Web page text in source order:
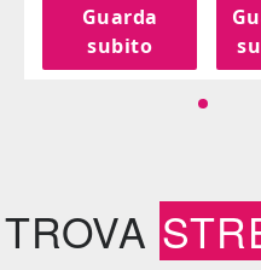
Guarda
subito
TROVA